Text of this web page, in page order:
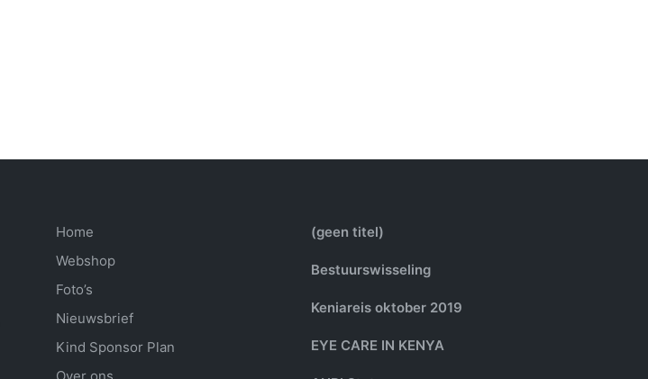
Home
Webshop
Foto’s
Nieuwsbrief
Kind Sponsor Plan
(geen titel)
Bestuurswisseling
Keniareis oktober 2019
EYE CARE IN KENYA